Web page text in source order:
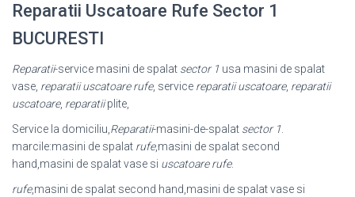
Reparatii Uscatoare Rufe Sector 1
BUCURESTI
Reparatii-service masini de spalat sector 1 usa masini de spalat
vase, reparatii uscatoare rufe, service reparatii uscatoare, reparatii
uscatoare, reparatiiplite,
Service la domiciliu,Reparatii-masini-de-spalat sector 1.
marcile:masini de spalat rufe,masini de spalat second
hand,masini de spalat vase si uscatoare rufe.
rufe,masini de spalat second hand,masini de spalat vase si